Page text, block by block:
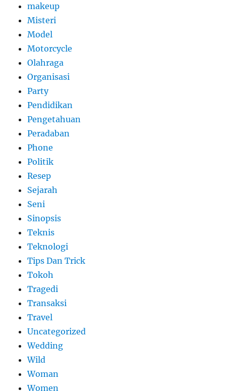
makeup
Misteri
Model
Motorcycle
Olahraga
Organisasi
Party
Pendidikan
Pengetahuan
Peradaban
Phone
Politik
Resep
Sejarah
Seni
Sinopsis
Teknis
Teknologi
Tips Dan Trick
Tokoh
Tragedi
Transaksi
Travel
Uncategorized
Wedding
Wild
Woman
Women